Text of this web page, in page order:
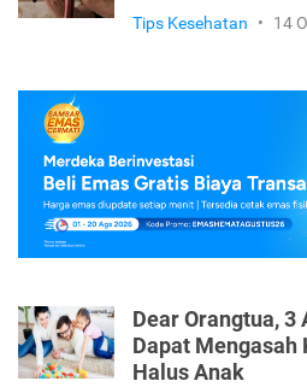
Tips Kesehatan • 14
Dear Orangtua,
Dapat
Halus Anak